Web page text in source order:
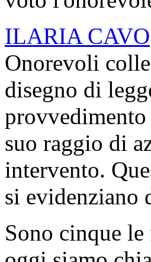
PRESIDENTE
voto
ILARIA CAVO
Onorevoli
disegno di
provvedimento
suo raggio di
intervento.
si evidenziano